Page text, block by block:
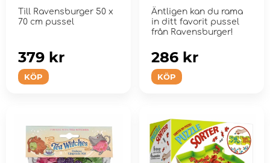
Till Ravensburger 50 x
70 cm pussel
KÖP
379 kr
Äntligen kan du rama
in ditt favorit pussel
från Ravensburger!
KÖP
286 kr